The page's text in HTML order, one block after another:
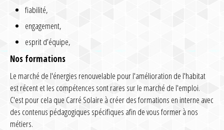
fiabilité,
engagement,
esprit d’équipe,
Nos formations
Le marché de l'énergies renouvelable pour l'amélioration de l'habitat
est récent et les compétences sont rares sur le marché de l'emploi.
C'est pour cela que Carré Solaire à créer des formations en interne avec
des contenus pédagogiques spécifiques afin de vous former à nos
métiers.